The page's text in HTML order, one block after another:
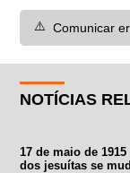
⚠️ Comunicar
NOTÍCIAS
17 de maio de
dos jesuítas se